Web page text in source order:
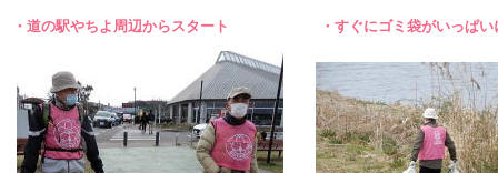
・道の駅やちよ周辺からスタート ・すぐにゴミ袋がいっぱ